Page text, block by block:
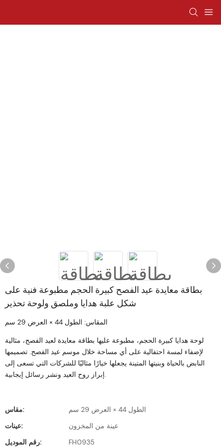
بطاقة معايدة عيد الفصح كبيرة الحجم مطبوعة فنية على
شكل علبة هدايا وملصق ولوحة تحذير
المقاس: الطول 44 × العرض 29 سم
لوحة هدايا كبيرة الحجم، مطبوعة عليها بطاقة معايدة لعيد الفصح، مثالية
لإضفاء لمسة احتفالية على أي مساحة خلال موسم عيد الفصح. تصميمها
النابض بالحياة وبنيتها المتينة يجعلها خيارًا مثاليًا للشركات التي تسعى إلى
إبراز روح العيد ونشر رسائل إيجابية.
مقاس:
الطول 44 × العرض 29 سم
عينات:
عينة من المخزون
رقم الموديل:
FH0935